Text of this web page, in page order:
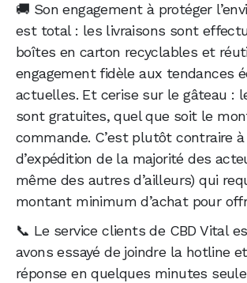
🚚 Son engagement à protéger
est total : les livraisons sont
boîtes en carton recyclables et
engagement fidèle aux tendances
actuelles. Et cerise sur le gâteau :
sont gratuites, quel que soit le
commande. C’est plutôt contraire
d’expédition de la majorité des
même des autres d’ailleurs) qui
montant minimum d’achat pour
📞 Le service clients de CBD Vital
avons essayé de joindre la hotline
réponse en quelques minutes